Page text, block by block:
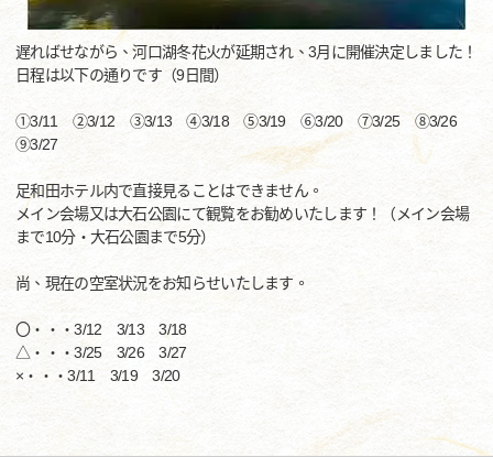
遅ればせながら、河口湖冬花火が延期され、3月に開催決定しました！
日程は以下の通りです（9日間）
①3/11 ②3/12 ③3/13 ④3/18 ⑤3/19 ⑥3/20 ⑦3/25 ⑧3/26
⑨3/27
足和田ホテル内で直接見ることはできません。
メイン会場又は大石公園にて観覧をお勧めいたします！（メイン会場
まで10分・大石公園まで5分）
尚、現在の空室状況をお知らせいたします。
〇・・・3/12 3/13 3/18
△・・・3/25 3/26 3/27
×・・・3/11 3/19 3/20